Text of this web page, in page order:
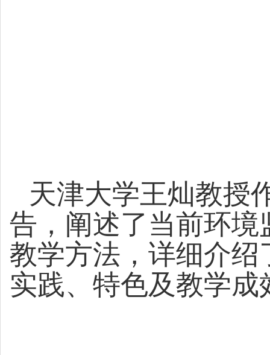
天津大学王灿教授
告，阐述了当前环
教学方法，详细介绍
实践、特色及教学成